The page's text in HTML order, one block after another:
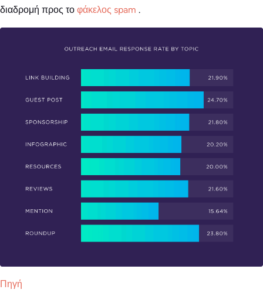
διαδρομή προς το φάκελος spam .
Πηγή